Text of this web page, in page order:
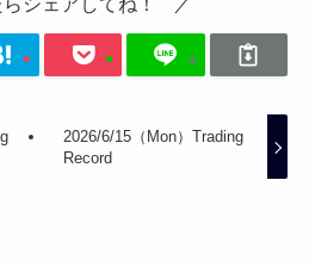
2026/6/15（Mon）Trading
Record